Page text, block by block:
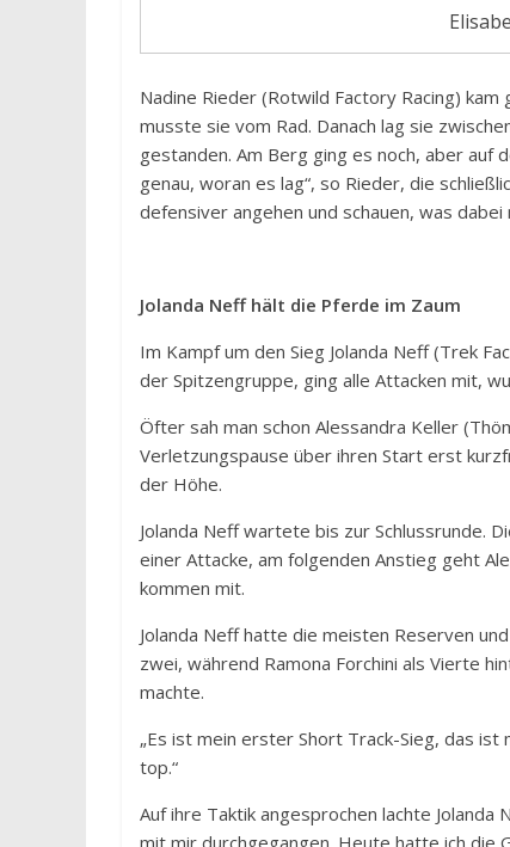
Nadine Rieder (Rotwild Factory Racing)
musste sie vom Rad. Danach lag sie
gestanden. Am Berg ging es noch, aber auf
genau, woran es lag“, so Rieder, die
defensiver angehen und schauen, was dabei
Jolanda Neff hält die Pferde im Zaum
Im Kampf um den Sieg Jolanda Neff (Trek
der Spitzengruppe, ging alle Attacken mit,
Öfter sah man schon Alessandra Keller
Verletzungspause über ihren Start erst
der Höhe.
Jolanda Neff wartete bis zur Schlussrunde.
einer Attacke, am folgenden Anstieg geht
kommen mit.
Jolanda Neff hatte die meisten Reserven
zwei, während Ramona Forchini als Vierte
machte.
„Es ist mein erster Short Track-Sieg, das ist
top.“
Auf ihre Taktik angesprochen lachte
mit mir durchgegangen. Heute hatte ich die